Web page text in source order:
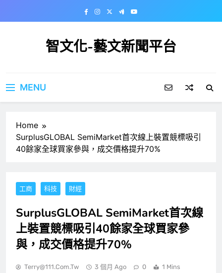
智文化-藝文新聞平台
MENU
Home
SurplusGLOBAL SemiMarket首次線上裝置競標吸引
40餘家全球買家參與，成交價格提升70%
工商 科技 財經
SurplusGLOBAL SemiMarket首次線
上裝置競標吸引40餘家全球買家參
與，成交價格提升70%
Terry@111.com.tw 3 個月 Ago 0 1 Mins